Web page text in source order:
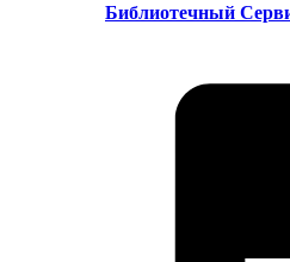
Библиотечный